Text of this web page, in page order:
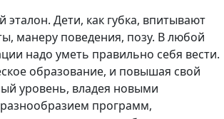
эталон. Дети, как губка, впитывают
манеру поведения, позу. В любой
надо уметь правильно себя вести.
образование, и повышая свой
уровень, владея новыми
программ,